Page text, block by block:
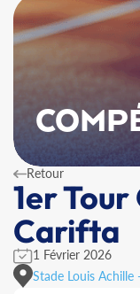
Retour
1er
Carifta
1 Février 2026
Stade Louis